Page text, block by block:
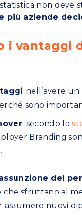
non
più aziende
i vantaggi
nell’avere
sono
: secondo le
Branding
del
che sfruttano al
assumere nuovi